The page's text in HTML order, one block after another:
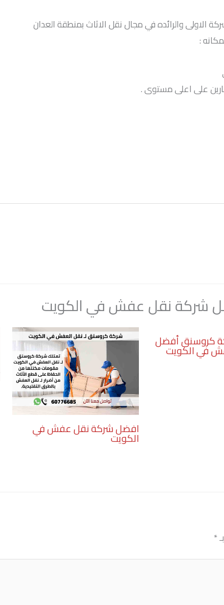
الاولى والرائده في مجال نقل الاثاث بمنطقة العدان
:
شركة نقل عفش في الكويت
كروسنق أفضل
في الكويت
افضل شركة نقل عفش في
الكويت
*